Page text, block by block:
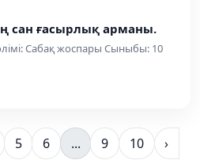
сан ғасырлық арманы.
Сабақ жоспары Сыныбы: 10
5 6 ... 9 10 ›